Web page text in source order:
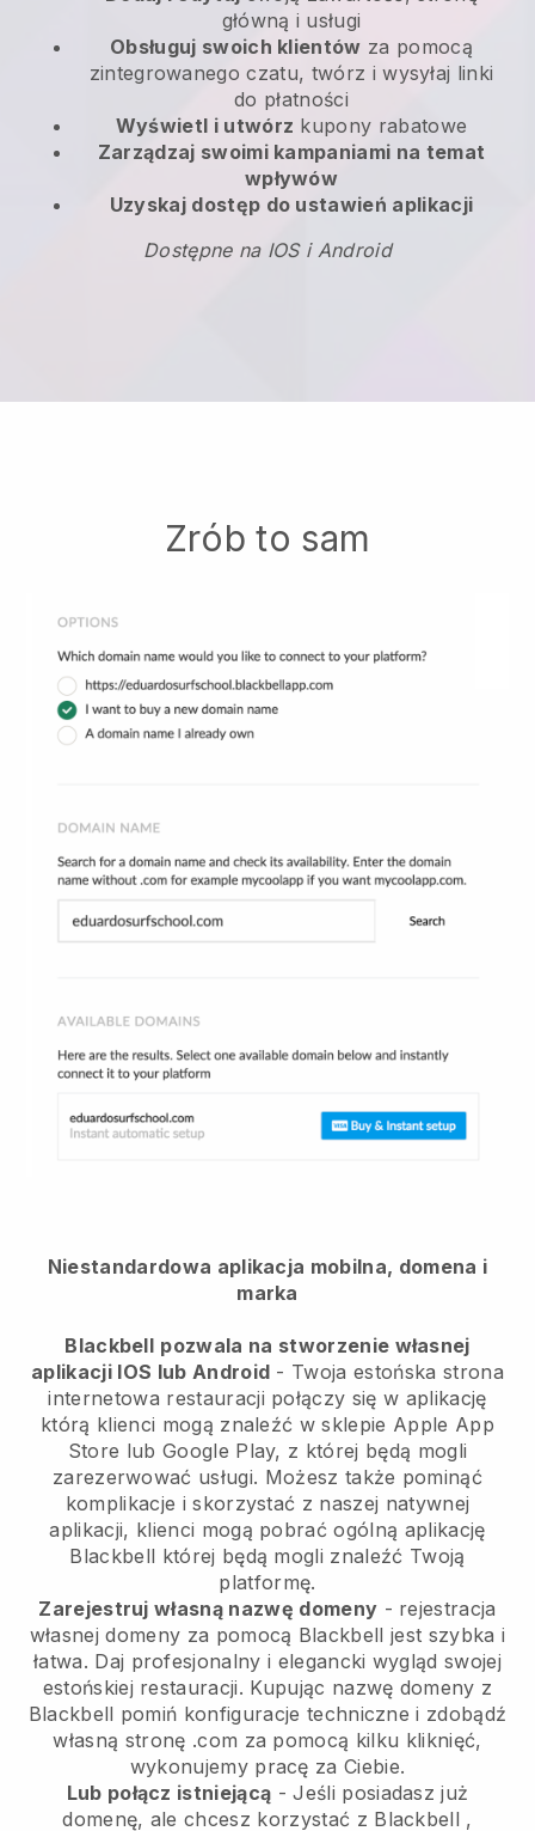
główną i usługi
Obsługuj swoich klientów za pomocą
zintegrowanego czatu, twórz i wysyłaj linki
do płatności
Wyświetl i utwórz kupony rabatowe
Zarządzaj swoimi kampaniami na temat
wpływów
Uzyskaj dostęp do ustawień aplikacji
Dostępne na IOS i Android
Zrób to sam
Niestandardowa aplikacja mobilna, domena i
marka
Blackbell pozwala na stworzenie własnej
aplikacji IOS lub Android - Twoja estońska strona
internetowa restauracji połączy się w aplikację
którą klienci mogą znaleźć w sklepie Apple App
Store lub Google Play, z której będą mogli
zarezerwować usługi. Możesz także pominąć
komplikacje i skorzystać z naszej natywnej
aplikacji, klienci mogą pobrać ogólną aplikację
Blackbell której będą mogli znaleźć Twoją
platformę.
Zarejestruj własną nazwę domeny - rejestracja
własnej domeny za pomocą Blackbell jest szybka i
łatwa. Daj profesjonalny i elegancki wygląd swojej
estońskiej restauracji. Kupując nazwę domeny z
Blackbell pomiń konfiguracje techniczne i zdobądź
własną stronę .com za pomocą kilku kliknięć,
wykonujemy pracę za Ciebie.
Lub połącz istniejącą - Jeśli posiadasz już
domenę, ale chcesz korzystać z Blackbell ,